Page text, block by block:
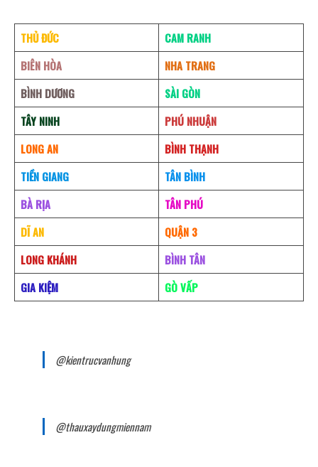
THỦ ĐỨC
CAM RANH
BIÊN HÒA
NHA TRANG
BÌNH DƯƠNG
SÀI GÒN
TÂY NINH
PHÚ NHUẬN
LONG AN
BÌNH THẠNH
TIỀN GIANG
TÂN BÌNH
BÀ RỊA
TÂN PHÚ
DĨ AN
QUẬN 3
LONG KHÁNH
BÌNH TÂN
GIA KIỆM
GÒ VẤP
@kientrucvanhung
@thauxaydungmiennam